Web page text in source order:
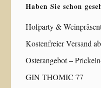
Haben Sie schon
Hofparty &
Kostenfreier Versand
Osterangebot –
GIN THOMIC 77